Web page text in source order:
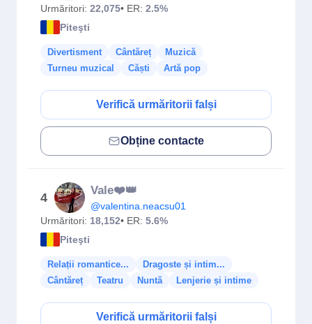
Urmăritori: 22,075• ER: 2.5%
Piteşti
Divertisment Cântăreț
Muzică
Turneu muzical
Căști Artă pop
Verifică urmăritorii falși
Obține contacte
4
Vale❤️👑
@valentina.neacsu01
Urmăritori: 18,152• ER: 5.6%
Piteşti
Relații romantice...
Dragoste și intim...
Cântăreț
Teatru Nuntă Lenjerie și intime
Verifică urmăritorii falși